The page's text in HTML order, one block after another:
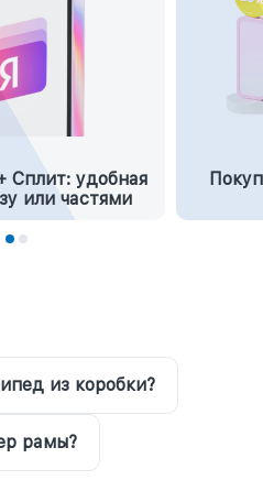
Сплит: удобная
или частями
из коробки?
рамы?